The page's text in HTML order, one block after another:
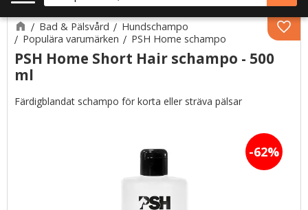
Bad & Pälsvård
Hundschampo
Populära varumärken
PSH Home schampo
PSH Home Short Hair schampo - 500
ml
Färdigblandat schampo för korta eller sträva pälsar
62%